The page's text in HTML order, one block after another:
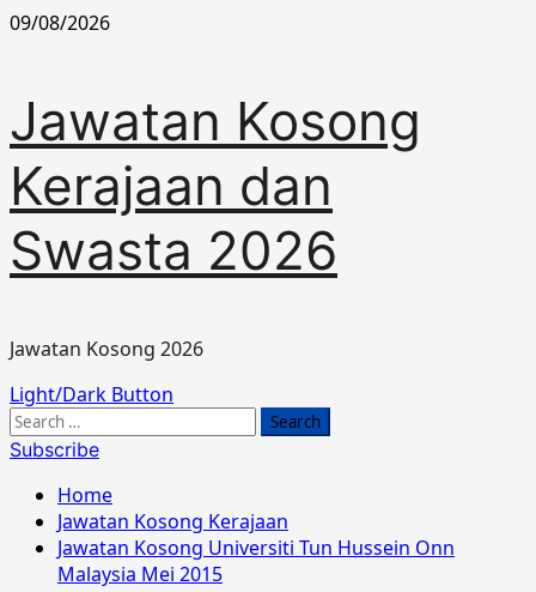
Skip
09/08/2026
Jawatan Kosong
Kerajaan dan
Swasta 2026
Jawatan Kosong 2026
Primary
Menu
Light/Dark Button
Search
for:
Subscribe
Home
Jawatan Kosong Kerajaan
Jawatan Kosong Universiti Tun Hussein Onn
Malaysia Mei 2015